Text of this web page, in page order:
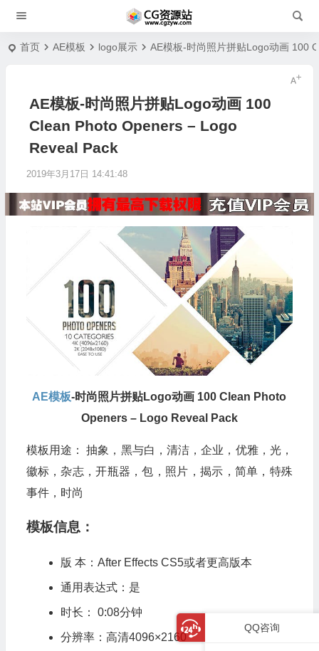
首页 AE模板 logo展示 AE模板-时尚照片拼贴Logo动画 100
AE模板-时尚照片拼贴Logo动画 100
Clean Photo Openers – Logo
Reveal Pack
2019年3月17日 14:41:48
AE模板-时尚照片拼贴Logo动画 100 Clean Photo
Openers – Logo Reveal Pack
模板用途： 抽象，黑与白，清洁，企业，优雅，光，
徽标，杂志，开瓶器，包，照片，揭示，简单，特殊
事件，时尚
模板信息：
版 本：After Effects CS5或者更高版本
通用表达式：是
时长： 0:08分钟
分辨率：高清4096×2160
QQ咨询